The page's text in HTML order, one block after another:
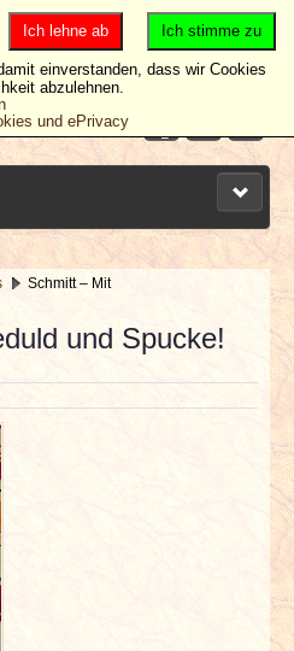
Schmitt – Mit
und Spucke!
Ich stimme zu
Ich lehne ab
einverstanden, dass wir Cookies
abzulehnen.
und ePrivacy